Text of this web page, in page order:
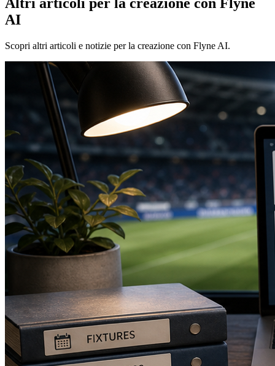
Altri articoli per la creazione con Flyne
AI
Scopri altri articoli e notizie per la creazione con Flyne AI.